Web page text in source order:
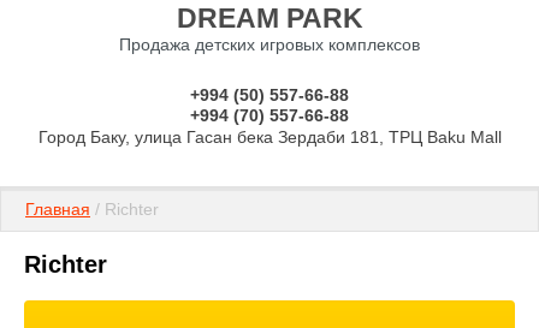
DREAM PARK
Продажа детских игровых комплексов
+994 (50) 557-66-88
+994 (70) 557-66-88
Город Баку, улица Гасан бека Зердаби 181, ТРЦ Baku Mall
Главная / Richter
Richter